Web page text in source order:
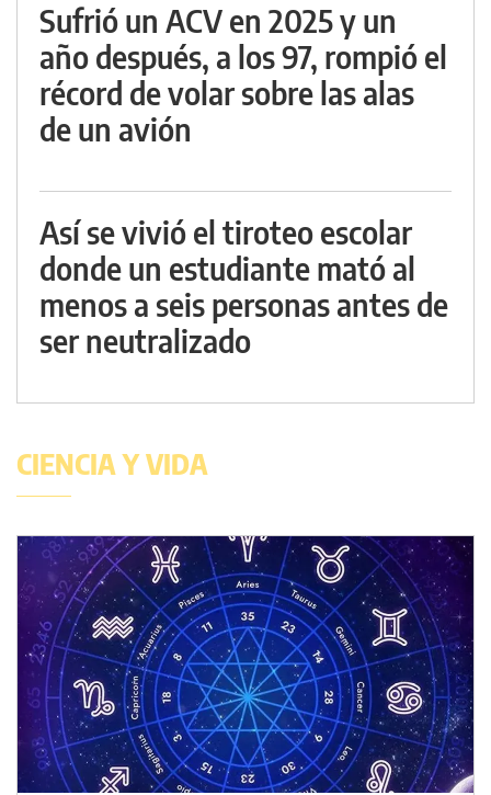
Sufrió un ACV en 2025 y un
año después, a los 97, rompió el
récord de volar sobre las alas
de un avión
Así se vivió el tiroteo escolar
donde un estudiante mató al
menos a seis personas antes de
ser neutralizado
CIENCIA Y VIDA